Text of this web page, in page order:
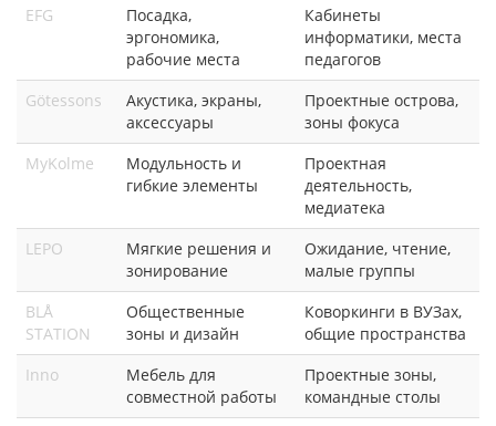
EFG
Посадка,
эргономика,
рабочие места
Кабинеты
информатики, места
педагогов
Götessons
Акустика, экраны,
аксессуары
Проектные острова,
зоны фокуса
MyKolme
Модульность и
гибкие элементы
Проектная
деятельность,
медиатека
LEPO
Мягкие решения и
зонирование
Ожидание, чтение,
малые группы
BLÅ
STATION
Общественные
зоны и дизайн
Коворкинги в ВУЗах,
общие пространства
Inno
Мебель для
совместной работы
Проектные зоны,
командные столы